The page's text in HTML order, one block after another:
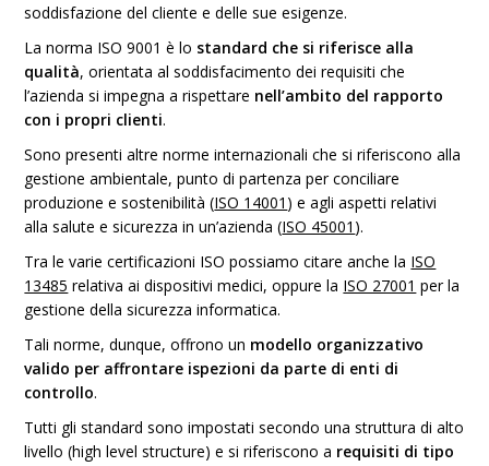
soddisfazione del cliente e delle sue esigenze.
La norma ISO 9001 è lo standard che si riferisce alla
qualità, orientata al soddisfacimento dei requisiti che
l’azienda si impegna a rispettare nell’ambito del rapporto
con i propri clienti.
Sono presenti altre norme internazionali che si riferiscono alla
gestione ambientale, punto di partenza per conciliare
produzione e sostenibilità (ISO 14001 ) e agli aspetti relativi
alla salute e sicurezza in un’azienda (ISO 45001 ).
Tra le varie certificazioni ISO possiamo citare anche la ISO
13485 relativa ai dispositivi medici, oppure la ISO 27001 per la
gestione della sicurezza informatica.
Tali norme, dunque, offrono un modello organizzativo
valido per affrontare ispezioni da parte di enti di
controllo.
Tutti gli standard sono impostati secondo una struttura di alto
livello (high level structure) e si riferiscono a requisiti di tipo